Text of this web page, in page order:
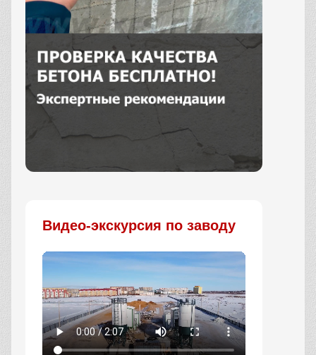
Видео-экскурсия по заводу